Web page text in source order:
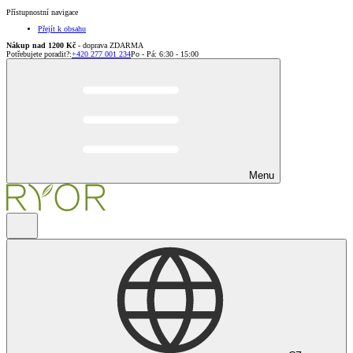
Přístupnostní navigace
Přejít k obsahu
Nákup nad 1200 Kč - doprava ZDARMA
Potřebujete poradit?:+420 277 001 234Po - Pá: 6:30 - 15:00
Menu